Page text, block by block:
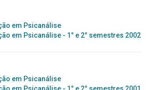
em Psicanálise
em Psicanálise - 1° e 2° semestres 2002
em Psicanálise